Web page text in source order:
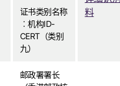
证书类别名称
︰机构ID-
CERT（类别
九）
料
邮政署署长